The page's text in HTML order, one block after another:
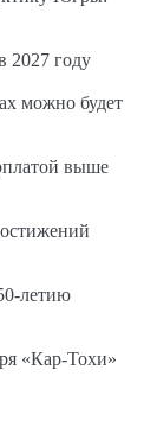
2027 году
можно будет
выше
летию
«Кар-Тохи»